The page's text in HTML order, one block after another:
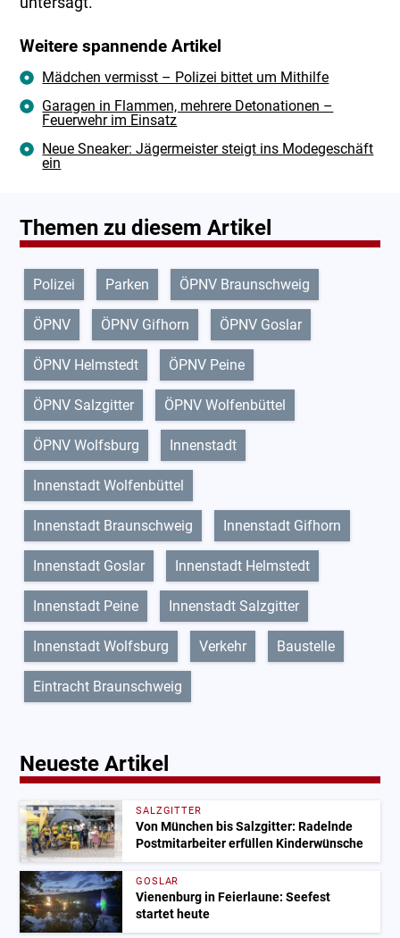
Weitere spannende Artikel
Mädchen vermisst – Polizei bittet um Mithilfe
Garagen in Flammen, mehrere Detonationen –
Feuerwehr im Einsatz
Neue Sneaker: Jägermeister steigt ins Modegeschäft
ein
Themen zu diesem Artikel
Polizei Parken ÖPNV Braunschweig
ÖPNV ÖPNV Gifhorn ÖPNV Goslar
ÖPNV Helmstedt ÖPNV Peine
ÖPNV Salzgitter ÖPNV Wolfenbüttel
ÖPNV Wolfsburg Innenstadt
Innenstadt Wolfenbüttel
Innenstadt Braunschweig Innenstadt Gifhorn
Innenstadt Goslar Innenstadt Helmstedt
Innenstadt Peine Innenstadt Salzgitter
Innenstadt Wolfsburg Verkehr Baustelle
Eintracht Braunschweig
Neueste Artikel
SALZGITTER
Von München bis Salzgitter: Radelnde
Postmitarbeiter erfüllen Kinderwünsche
GOSLAR
Vienenburg in Feierlaune: Seefest
startet heute